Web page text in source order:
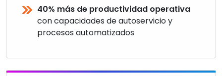
40% más de productividad operativa
con capacidades de autoservicio y
procesos automatizados